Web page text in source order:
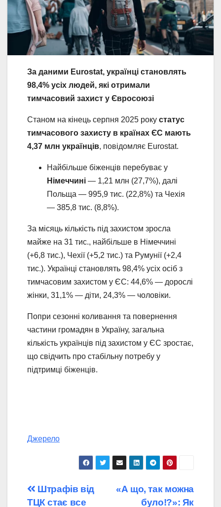
За даними Eurostat, українці становлять
98,4% усіх людей, які отримали
тимчасовий захист у Євросоюзі
Станом на кінець серпня 2025 року статус
тимчасового захисту в країнах ЄС мають
4,37 млн українців, повідомляє Eurostat.
Найбільше біженців перебуває у
Німеччині — 1,21 млн (27,7%), далі
Польща — 995,9 тис. (22,8%) та Чехія
— 385,8 тис. (8,8%).
За місяць кількість під захистом зросла
майже на 31 тис., найбільше в Німеччині
(+6,8 тис.), Чехії (+5,2 тис.) та Румунії (+2,4
тис.). Українці становлять 98,4% усіх осіб з
тимчасовим захистом у ЄС: 44,6% — дорослі
жінки, 31,1% — діти, 24,3% — чоловіки.
Попри сезонні коливання та повернення
частини громадян в Україну, загальна
кількість українців під захистом у ЄС зростає,
що свідчить про стабільну потребу у
підтримці біженців.
Джерело
Навігація
«А що, так можна
було!?»: Як
Штрафів від
ТЦК стає все